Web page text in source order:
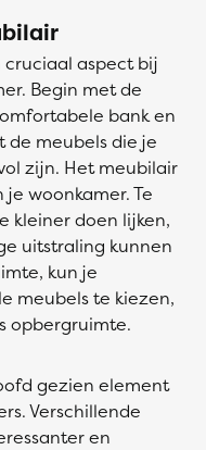
cruciaal aspect bij
Begin met de
bank en
de meubels die je
zijn. Het meubilair
woonkamer. Te
kleiner doen lijken,
uitstraling kunnen
kun je
meubels te kiezen,
opbergruimte.
gezien element
Verschillende
en